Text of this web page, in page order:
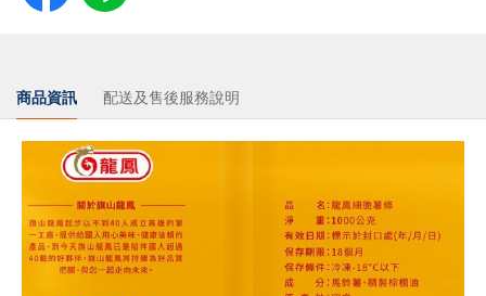
商品資訊 配送及售後服務說明